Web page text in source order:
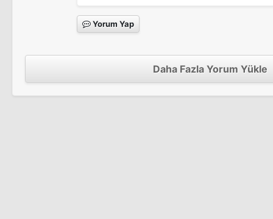
Yorum Yap
Daha Fazla Yorum Yükle